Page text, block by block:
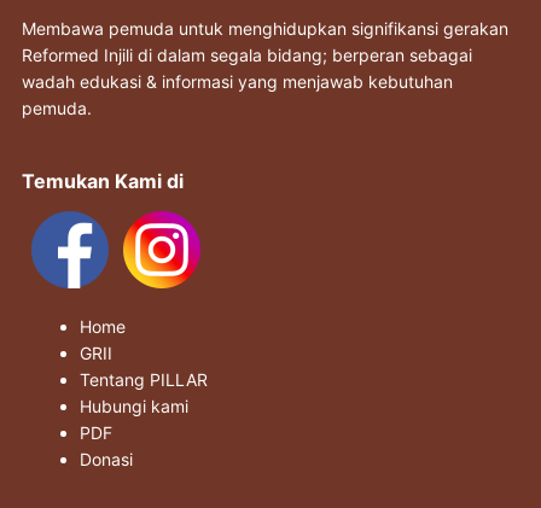
Membawa pemuda untuk menghidupkan signifikansi gerakan
Reformed Injili di dalam segala bidang; berperan sebagai
wadah edukasi & informasi yang menjawab kebutuhan
pemuda.
Temukan Kami di
Home
GRII
Tentang PILLAR
Hubungi kami
PDF
Donasi